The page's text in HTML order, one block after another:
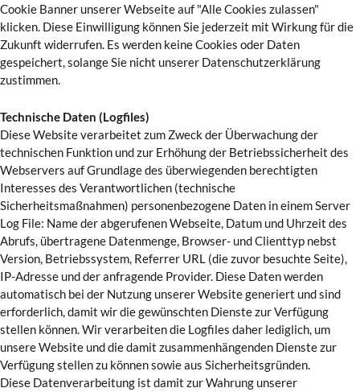
Cookie Banner unserer Webseite auf "Alle Cookies zulassen"
klicken. Diese Einwilligung können Sie jederzeit mit Wirkung für die
Zukunft widerrufen. Es werden keine Cookies oder Daten
gespeichert, solange Sie nicht unserer Datenschutzerklärung
zustimmen.
Technische Daten (Logfiles)
Diese Website verarbeitet zum Zweck der Überwachung der
technischen Funktion und zur Erhöhung der Betriebssicherheit des
Webservers auf Grundlage des überwiegenden berechtigten
Interesses des Verantwortlichen (technische
Sicherheitsmaßnahmen) personenbezogene Daten in einem Server
Log File: Name der abgerufenen Webseite, Datum und Uhrzeit des
Abrufs, übertragene Datenmenge, Browser- und Clienttyp nebst
Version, Betriebssystem, Referrer URL (die zuvor besuchte Seite),
IP-Adresse und der anfragende Provider. Diese Daten werden
automatisch bei der Nutzung unserer Website generiert und sind
erforderlich, damit wir die gewünschten Dienste zur Verfügung
stellen können. Wir verarbeiten die Logfiles daher lediglich, um
unsere Website und die damit zusammenhängenden Dienste zur
Verfügung stellen zu können sowie aus Sicherheitsgründen.
Diese Datenverarbeitung ist damit zur Wahrung unserer